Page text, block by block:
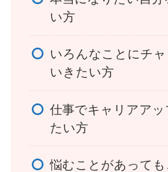
い方
いろんなことにチ
いきたい方
仕事でキャリアアッ
たい方
悩むことがあっても